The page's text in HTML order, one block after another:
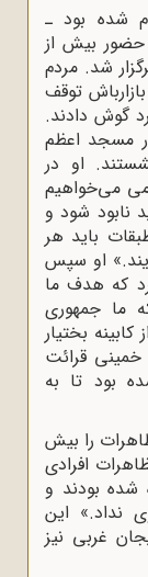
شده بود ـ
حضور بیش از
شد. مردم
توقف
گوش دادند.
مسجد اعظم
او در
می‌خواهیم
نابود شود و
باید هر
او سپس
که هدف ما
ما جمهوری
بختیار
خمینی قرائت
بود تا به
را بیش
افرادی
شده بودند و
نداد.» این
غربی نیز